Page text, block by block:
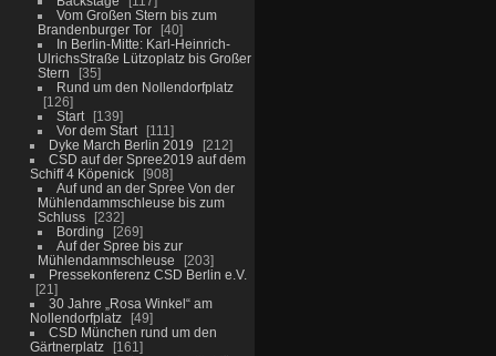
Vom Großen Stern bis zum
Brandenburger Tor
40
In Berlin-Mitte: Karl-Heinrich-
UlrichsStraße Lützoplatz bis Großer
Stern
35
Rund um den Nollendorfplatz
126
Start
139
Vor dem Start
111
Dyke March Berlin 2019
212
CSD auf der Spree2019 auf dem
Schiff 4 Köpenick
908
Auf und an der Spree Von der
Mühlendammschleuse bis zum
Schluss
232
Bording
269
Auf der Spree bis zur
Mühlendammschleuse
203
Pressekonferenz CSD Berlin e.V.
21
30 Jahre „Rosa Winkel“ am
Nollendorfplatz
49
CSD München rund um den
Gärtnerplatz
161